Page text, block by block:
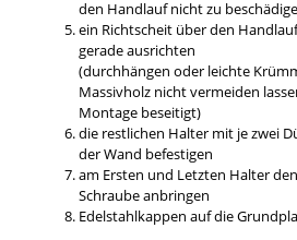
den Handlauf nicht zu
ein Richtscheit über den
gerade ausrichten
(durchhängen oder leichte
Massivholz nicht vermeiden
Montage beseitigt)
die restlichen Halter mit je zwei
der Wand befestigen
am Ersten und Letzten Halter
Schraube anbringen
Edelstahlkappen auf die